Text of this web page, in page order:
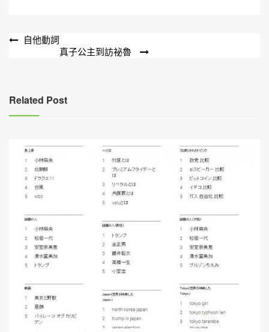
文
覽
自他動詞
真子公主到訪祕魯
Related Post